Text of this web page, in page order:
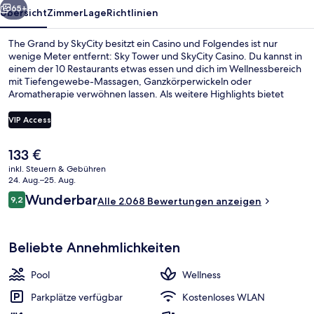
65+
ÜbersichtZimmerLageRichtlinien
The Grand by SkyCity besitzt ein Casino und Folgendes ist nur
wenige Meter entfernt: Sky Tower und SkyCity Casino. Du kannst in
einem der 10 Restaurants etwas essen und dich im Wellnessbereich
mit Tiefengewebe-Massagen, Ganzkörperwickeln oder
Aromatherapie verwöhnen lassen. Als weitere Highlights bietet
einen Fitnessbereich. Andere Reisende lieben die bequemen
Betten und das hilfsbereite Personal. Die öffentlichen
Straßenbahnhaltestelle Gaunt Street sind es 12 Minuten und zur
Straßenbahnhaltestelle Daldy Street 15 Minuten.
VIP Access
Der
aktuelle
Preis
beträgt
133 €.
133 €
inkl. Steuern & Gebühren
24. Aug.–25. Aug.
Bewertungen
9,29,2 von 10.
WunderbarAlle 2.068 Bewertungen anzeigen
Beliebte Annehmlichkeiten
Pool
Wellness
Parkplätze verfügbar
Kostenloses WLAN